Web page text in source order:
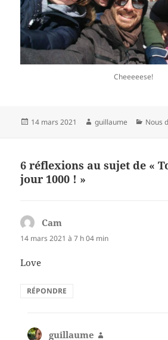
Cheeeeese!
Publié
14 mars 2021 Auteur
guillaume Nous
6 réflexions au sujet de «
jour 1000 ! »
Cam
14 mars 2021 à 7 h 04 min
Love
RÉPONDRE
guillaume